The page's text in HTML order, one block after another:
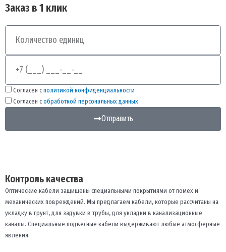
Заказ в 1 клик
Количество
Телефон
Согласен сполитикой конфиденциальности
Согласен собработкой персональных данных
Отправить
Контроль качества
Оптические кабели защищены специальными покрытиями от помех и
механических повреждений. Мы предлагаем кабели, которые рассчитаны на
укладку в грунт, для задувки в трубы, для укладки в канализационные
каналы. Специальные подвесные кабели выдерживают любые атмосферные
явления.